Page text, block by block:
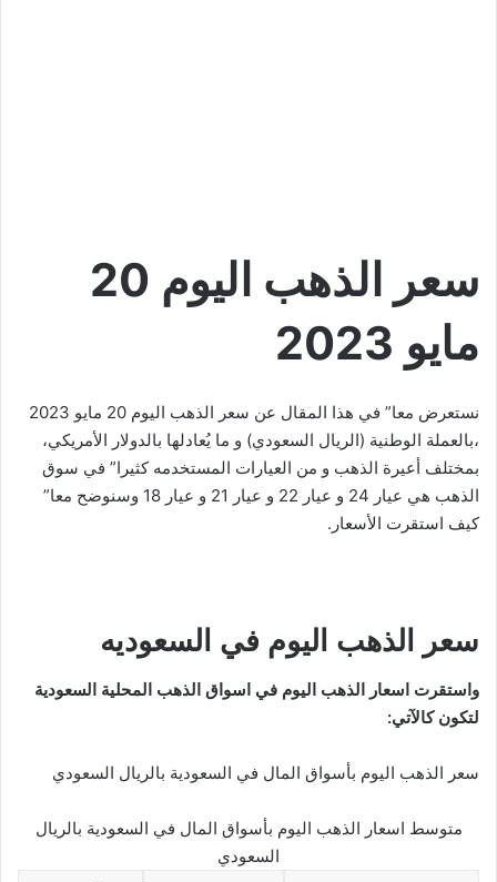
سعر الذهب اليوم 20
مايو 2023
نستعرض معا” في هذا المقال عن سعر الذهب اليوم 20 مايو 2023
،بالعملة الوطنية (الريال السعودي) و ما يُعادلها بالدولار الأمريكي،
بمختلف أعيرة الذهب و من العيارات المستخدمه كثيرا” في سوق
الذهب هي عيار 24 و عيار 22 و عيار 21 و عيار 18 وسنوضح معا”
كيف استقرت الأسعار.
سعر الذهب اليوم في السعوديه
واستقرت اسعار الذهب اليوم في اسواق الذهب المحلية السعودية
لتكون كالآتي:
سعر الذهب اليوم بأسواق المال في السعودية بالريال السعودي
متوسط اسعار الذهب اليوم بأسواق المال في السعودية بالريال
السعودي